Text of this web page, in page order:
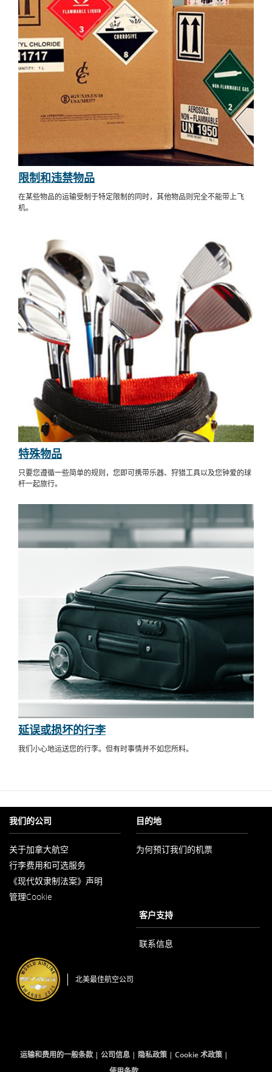
限制和违禁物品
在某些物品的运输受制于特定限制的同时，其他物品则完全不能带上飞
机。
特殊物品
只要您遵循一些简单的规则，您即可携带乐器、狩猎工具以及您钟爱的球
杆一起旅行。
延误或损坏的行李
我们小心地运送您的行李。但有时事情并不如您所料。
我们的公司
关于加拿大航空
新
窗
口
行李费用和可选服务
《现代奴隶制法案》声明
管理Cookie
目的地
为何预订我们的机票
客户支持
联系信息
北美最佳航空公司
运输和费用的一般条款 公司信息 隐私政策
Cookie 术政策